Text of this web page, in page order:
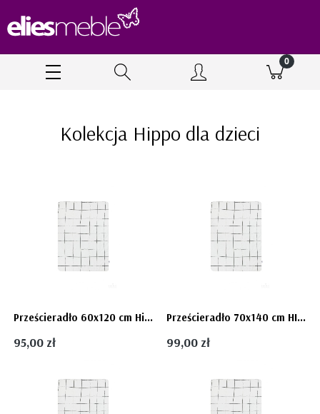
Kolekcja Hippo dla dzieci
Prześcieradło 60x120 cm Hippo - Bellamy
95,00 zł
Prześcieradło 70x140 cm HIPPO - Bellamy
99,00 zł